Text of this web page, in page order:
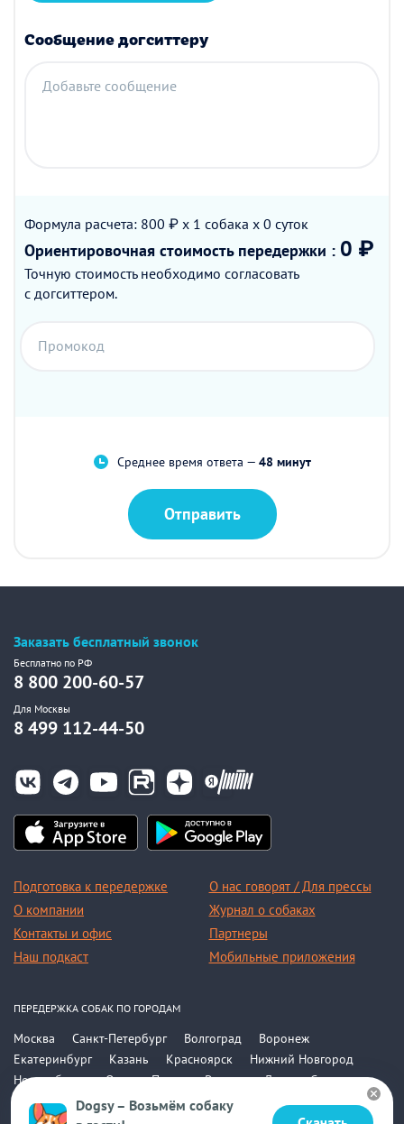
Dogsy – Возьмём собаку
Сообщение догситтеру
Добавьте сообщение
Формула расчета: 800 ₽ x 1 собака x 0 суток
Ориентировочная стоимость передержки : 0 ₽
Точную стоимость необходимо согласовать
с догситтером.
Промокод
Среднее время ответа — 48 минут
Отправить
Заказать бесплатный звонок
Бесплатно по РФ
8 800 200-60-57
Для Москвы
8 499 112-44-50
Подготовка к передержке
О компании
Контакты и офис
Наш подкаст
О нас говорят / Для прессы
Журнал о собаках
Партнеры
Мобильные приложения
ПЕРЕДЕРЖКА СОБАК ПО ГОРОДАМ
Москва Санкт-Петербург Волгоград
Воронеж
Екатеринбург
Казань Красноярск
Нижний Новгород
Новосибирск
Омск Пермь Ростов-на-Дону
Самара
Саратов
Уфа Челябинск Все города